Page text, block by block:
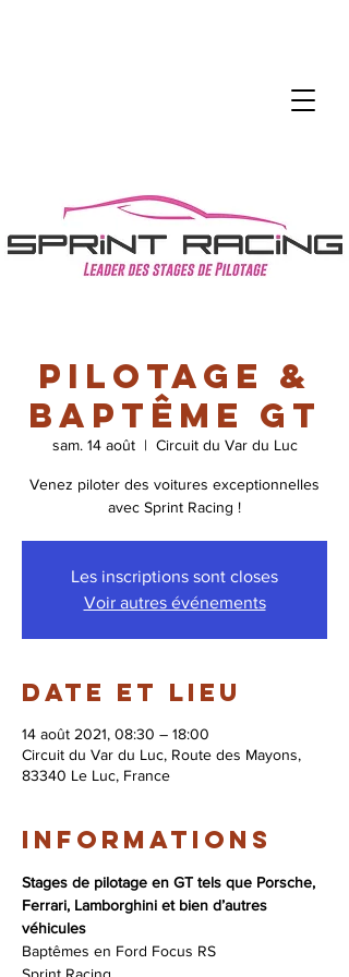
Pilotage &
Baptême GT
sam. 14 août
  |
Circuit du Var du Luc
Venez piloter des voitures exceptionnelles
avec Sprint Racing !
Les inscriptions sont closes
Voir autres événements
Date et lieu
14 août 2021, 08:30 – 18:00
Circuit du Var du Luc, Route des Mayons,
83340 Le Luc, France
Informations
Stages de pilotage en GT tels que Porsche,
Ferrari, Lamborghini et bien d’autres
véhicules
Baptêmes en Ford Focus RS